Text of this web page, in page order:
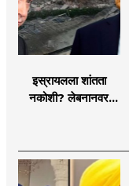
इस्रायलला शांतता
नकोशी? लेबनानवर
इराण-अमेरिकेत आरोप-
प्रत्यारोप